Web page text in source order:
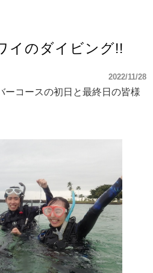
イのダイビング!!
2022/11/28
ーコースの初日と最終日の皆様